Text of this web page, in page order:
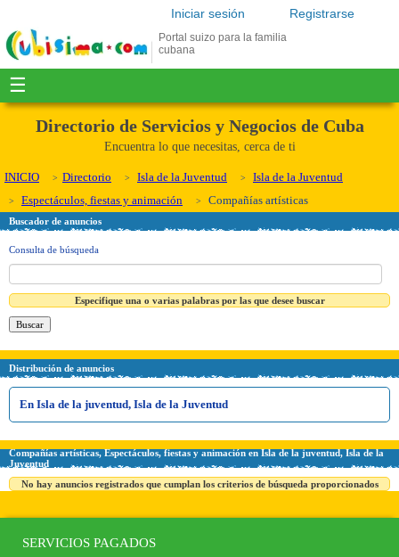
Registrarse
Iniciar sesión
Portal suizo para la familia
cubana
☰
Directorio de Servicios y Negocios de Cuba
Encuentra lo que necesitas, cerca de ti
INICIO Directorio Isla de la Juventud
Isla de la Juventud
Espectáculos, fiestas y animación
Compañías artísticas
Buscador de anuncios
Consulta de búsqueda
Especifique una o varias palabras por las que desee buscar
Distribución de anuncios
En Isla de la juventud, Isla de la Juventud
Compañías artísticas, Espectáculos, fiestas y animación en Isla de la juventud, Isla de la
Juventud
No hay anuncios registrados que cumplan los criterios de búsqueda proporcionados
SERVICIOS PAGADOS